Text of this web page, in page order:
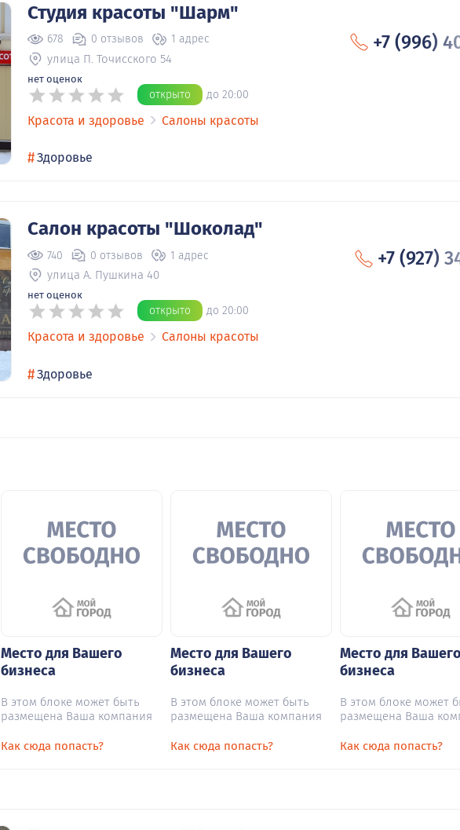
Студия красоты "Шарм"
678 0 отзывов 1 адрес
улица П. Точисского 54
нет оценок
открыто до 20:00
+7 (996)
Красота и здоровье Салоны красоты
#Здоровье
Салон красоты "Шоколад"
740 0 отзывов 1 адрес
улица А. Пушкина 40
нет оценок
открыто до 20:00
+7 (927)
Красота и здоровье Салоны красоты
#Здоровье
Место для Вашего
бизнеса
В этом блоке может быть
размещена Ваша компания
Как сюда попасть?
Место для Вашего
бизнеса
В этом блоке может быть
размещена Ваша компания
Как сюда попасть?
Место для Вашего
бизнеса
В этом блоке может
размещена Ваша
Как сюда попасть?